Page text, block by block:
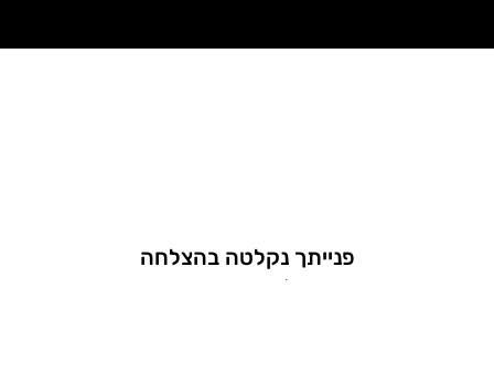
פנייתך נקלטה בהצלחה
נחזור אליך בהקדם האפשרי.